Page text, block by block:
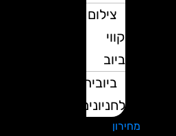
צילום
קווי
ביוב
ביובית
לחניונים
מחירון